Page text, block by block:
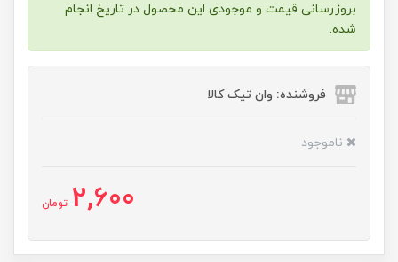
بروزرسانی قیمت و موجودی این محصول در تاریخ انجام
شده.
فروشنده: وان تیک کالا
ناموجود
2,600 تومان